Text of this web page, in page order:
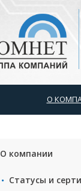
О
О компании
Статусы и